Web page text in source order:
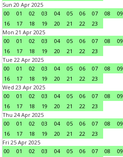
Sun 20 Apr 2025
00
01 02 03 04 05 06 07 08 09
16
17 18 19 20 21 22
23
Mon 21 Apr 2025
00
01 02 03 04 05 06 07 08 09
16
17 18 19 20 21 22
23
Tue 22 Apr 2025
00
01 02 03 04 05 06 07 08 09
16
17 18 19 20 21 22
23
Wed 23 Apr 2025
00
01 02 03 04 05 06 07 08 09
16
17 18 19 20 21 22
23
Thu 24 Apr 2025
00
01 02 03 04 05 06 07 08 09
16
17 18 19 20 21 22
23
Fri 25 Apr 2025
00
01 02 03 04 05 06 07 08 09